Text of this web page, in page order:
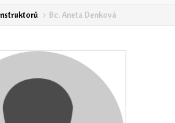
Bc. Aneta Denková